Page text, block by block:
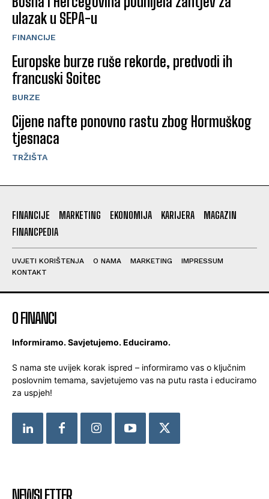
ulazak u SEPA-u
FINANCIJE
Europske burze ruše rekorde, predvodi ih
francuski Soitec
BURZE
Cijene nafte ponovno rastu zbog Hormuškog
tjesnaca
TRŽIŠTA
FINANCIJE MARKETING EKONOMIJA KARIJERA
MAGAZIN
FINANCPEDIA
UVJETI KORIŠTENJA O NAMA MARKETING
IMPRESSUM
KONTAKT
O FINANCI
Informiramo. Savjetujemo. Educiramo.
S nama ste uvijek korak ispred – informiramo vas o ključnim
poslovnim temama, savjetujemo vas na putu rasta i educiramo
za uspjeh!
NEWSLETTER